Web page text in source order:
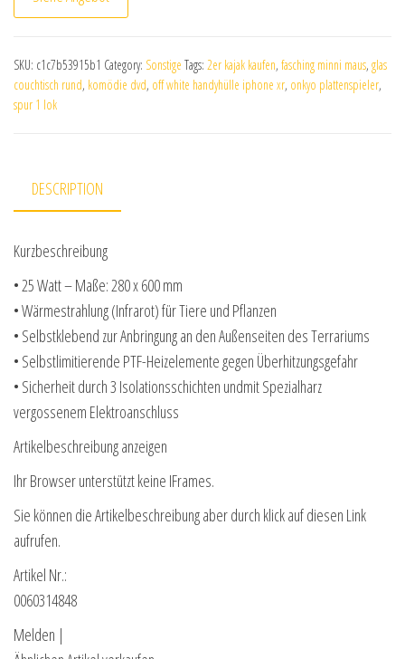
SKU: c1c7b53915b1 Category: Sonstige Tags: 2er kajak kaufen, fasching minni maus, glas
couchtisch rund, komödie dvd, off white handyhülle iphone xr, onkyo plattenspieler,
spur 1 lok
DESCRIPTION
Kurzbeschreibung
• 25 Watt – Maße: 280 x 600 mm
• Wärmestrahlung (Infrarot) für Tiere und Pflanzen
• Selbstklebend zur Anbringung an den Außenseiten des Terrariums
• Selbstlimitierende PTF-Heizelemente gegen Überhitzungsgefahr
• Sicherheit durch 3 Isolationsschichten undmit Spezialharz
vergossenem Elektroanschluss
Artikelbeschreibung anzeigen
Ihr Browser unterstützt keine IFrames.
Sie können die Artikelbeschreibung aber durch klick auf diesen Link
aufrufen.
Artikel Nr.:
0060314848
Melden |